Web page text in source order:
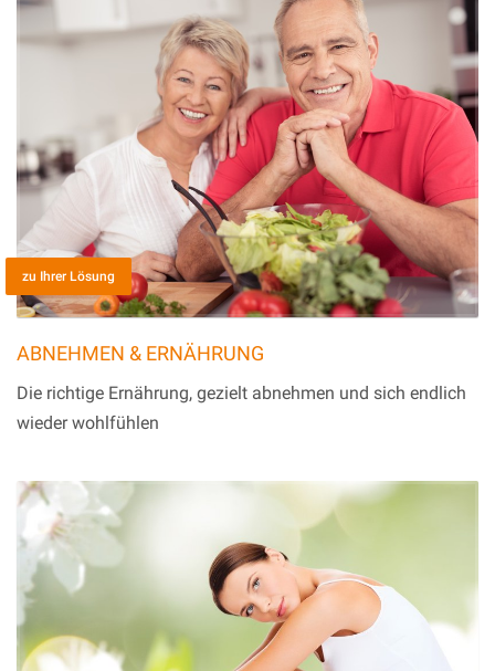
zu Ihrer Lösung
ABNEHMEN & ERNÄHRUNG
Die richtige Ernährung, gezielt abnehmen und sich endlich
wieder wohlfühlen